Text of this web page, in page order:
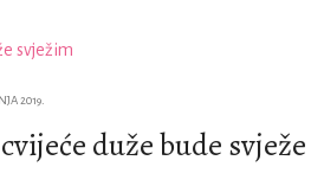
2019.
duže bude svježe